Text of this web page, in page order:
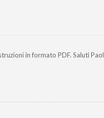
in formato PDF. Saluti